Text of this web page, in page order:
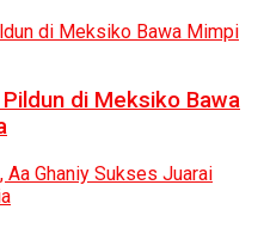
di Meksiko Bawa